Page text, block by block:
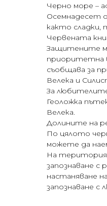
Черно море –
Осемнадесет
както сладки,
Червената
Защитените
приоритетна
съобщава за
Велека и
За
Геоложка
Велека.
Долините на
По цялото
можете да
На
запознаване
настаняване
запознаване